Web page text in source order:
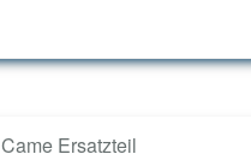
Came Ersatzteil